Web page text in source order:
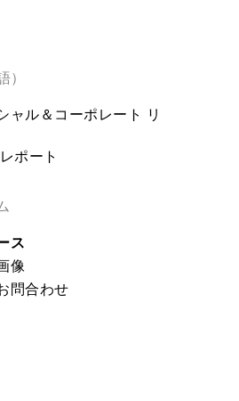
）
ャル＆コーポレート リ
ポート
ス
像
問合わせ